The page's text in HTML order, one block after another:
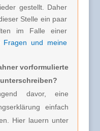
gestellt. Daher
Stelle ein paar
im Falle einer
Fragen und meine
vorformulierte
davor, eine
einfach
Hier lauern unter